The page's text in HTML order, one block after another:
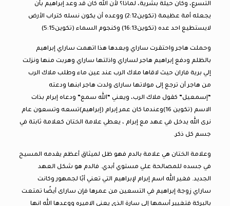
التسرع، وكان حيلة بشرية، لماذا؟ لأن الله كان قد وعد إبراهيم بأن
يجعله أمة عظيمة (تكوين2:12) ووعده أن يكون نسله كتراب الأرض
لايستطيع احد عده (تكوين16:13) وكنجوم السماء (تكوين5:15)
وحملت هاجر واحتقرت ساراي وبعدها هذا اتهمت ساراي إبراهيم
بالظلم ودفع إبراهيم هاجر لساراي واذلتها ساراي وهربت منها ونزلت
إلي برية فاران حيث لاقاها ملاك الرب عند عين ماء وطلب ملاك الرب
من هاجر أن ترجع إلى مولاتها ساراى ولدت هاجر ابنها ودعته
“إسمعيل” كقول ملاك الرب، ويعني “الله سمع” ودعاه إبرام بذات
الاسم (تكوين 16)وعندما كان عمر إبرام (إبراهيم)تسعه وتسعون عام
نرى الله يدخل في عهد مع إبرام ، يعطي علامة الختان كعلامة ثابتة في
جسم كل ذكر.
وعلامة الختان هي علامة بالدم فهو ظل لميثاق أعظم يقدمه المسيح
في جسده للمصالحة علي مستوي أبدي. فالدم هو شكل العهد
الجديد. فغير الله اسم إبرام لإبراهيم التي تعني أبًا لجمهور وكانت
ساراي زوجة إبراهيم في التسعين من عمرها فإن ساراى أيضًا تمتعت
بالبركة فتغيير أسمها إلى سارة الذي يعني الاميره ووعدها الله انها